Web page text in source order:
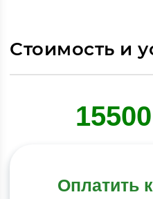
Стоимость и
Оплатить